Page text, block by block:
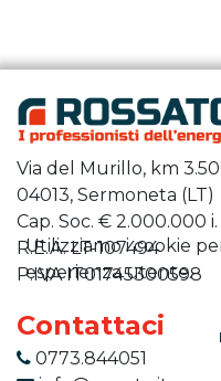
Via del Murillo, km
04013, Sermoneta
Cap. Soc. € 2.000.000
R.E.A. LT-107494
P.IVA IT01745300598
Contattaci
0773.844051
Utilizziamo i cookie
esperienza utente.